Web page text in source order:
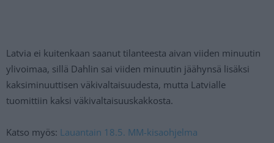
Latvia ei kuitenkaan saanut tilanteesta aivan viiden minuutin
ylivoimaa, sillä Dahlin sai viiden minuutin jäähynsä lisäksi
kaksiminuuttisen väkivaltaisuudesta, mutta Latvialle
tuomittiin kaksi väkivaltaisuuskakkosta.
Katso myös: Lauantain 18.5. MM-kisaohjelma